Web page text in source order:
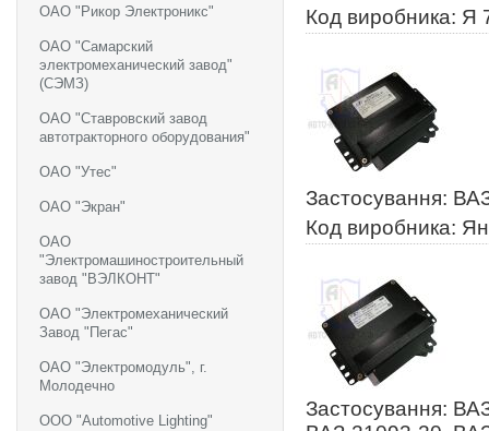
ОАО "Рикор Электроникс"
ОАО "Самарский
электромеханический завод"
(СЭМЗ)
ОАО "Ставровский завод
автотракторного оборудования"
ОАО "Утес"
ОАО "Экран"
ОАО
"Электромашиностроительный
завод "ВЭЛКОНТ"
ОАО "Электромеханический
Завод "Пегас"
ОАО "Электромодуль", г.
Молодечно
ООО "Automotive Lighting"
Код виробника: Я
Застосування:
Код виробника:
Застосування: